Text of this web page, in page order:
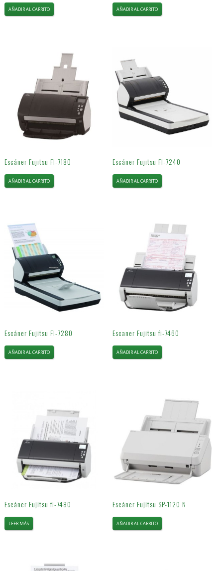
AÑADIR AL CARRITO AÑADIR AL CARRITO
Escáner Fujitsu FI-7180
AÑADIR AL CARRITO
Escáner Fujitsu FI-7240
AÑADIR AL CARRITO
Escáner Fujitsu FI-7280
AÑADIR AL CARRITO
Escaner Fujitsu fi-7460
AÑADIR AL CARRITO
Escáner Fujitsu fi-7480
LEER MÁS
Escáner Fujitsu SP-1120 N
AÑADIR AL CARRITO